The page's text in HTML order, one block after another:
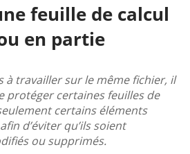
feuille de calcul
en partie
à travailler sur le même fichier, il
protéger certaines feuilles de
certains éléments
d’éviter qu’ils soient
ou supprimés.